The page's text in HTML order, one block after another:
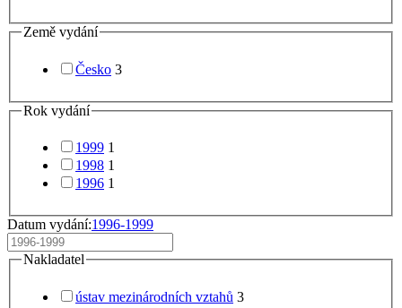
Země vydání
Česko 3
Rok vydání
1999 1
1998 1
1996 1
Datum vydání:1996-1999
Nakladatel
ústav mezinárodních vztahů 3